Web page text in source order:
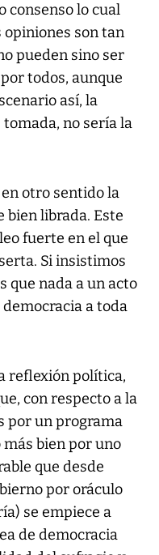
consenso lo cual
opiniones son tan
pueden sino ser
todos, aunque
así, la
no sería la
otro sentido la
bien librada. Este
fuerte en el que
Si insistimos
que nada a un acto
a toda
reflexión política,
con respecto a la
por un programa
bien por uno
que desde
por oráculo
se empiece a
de democracia